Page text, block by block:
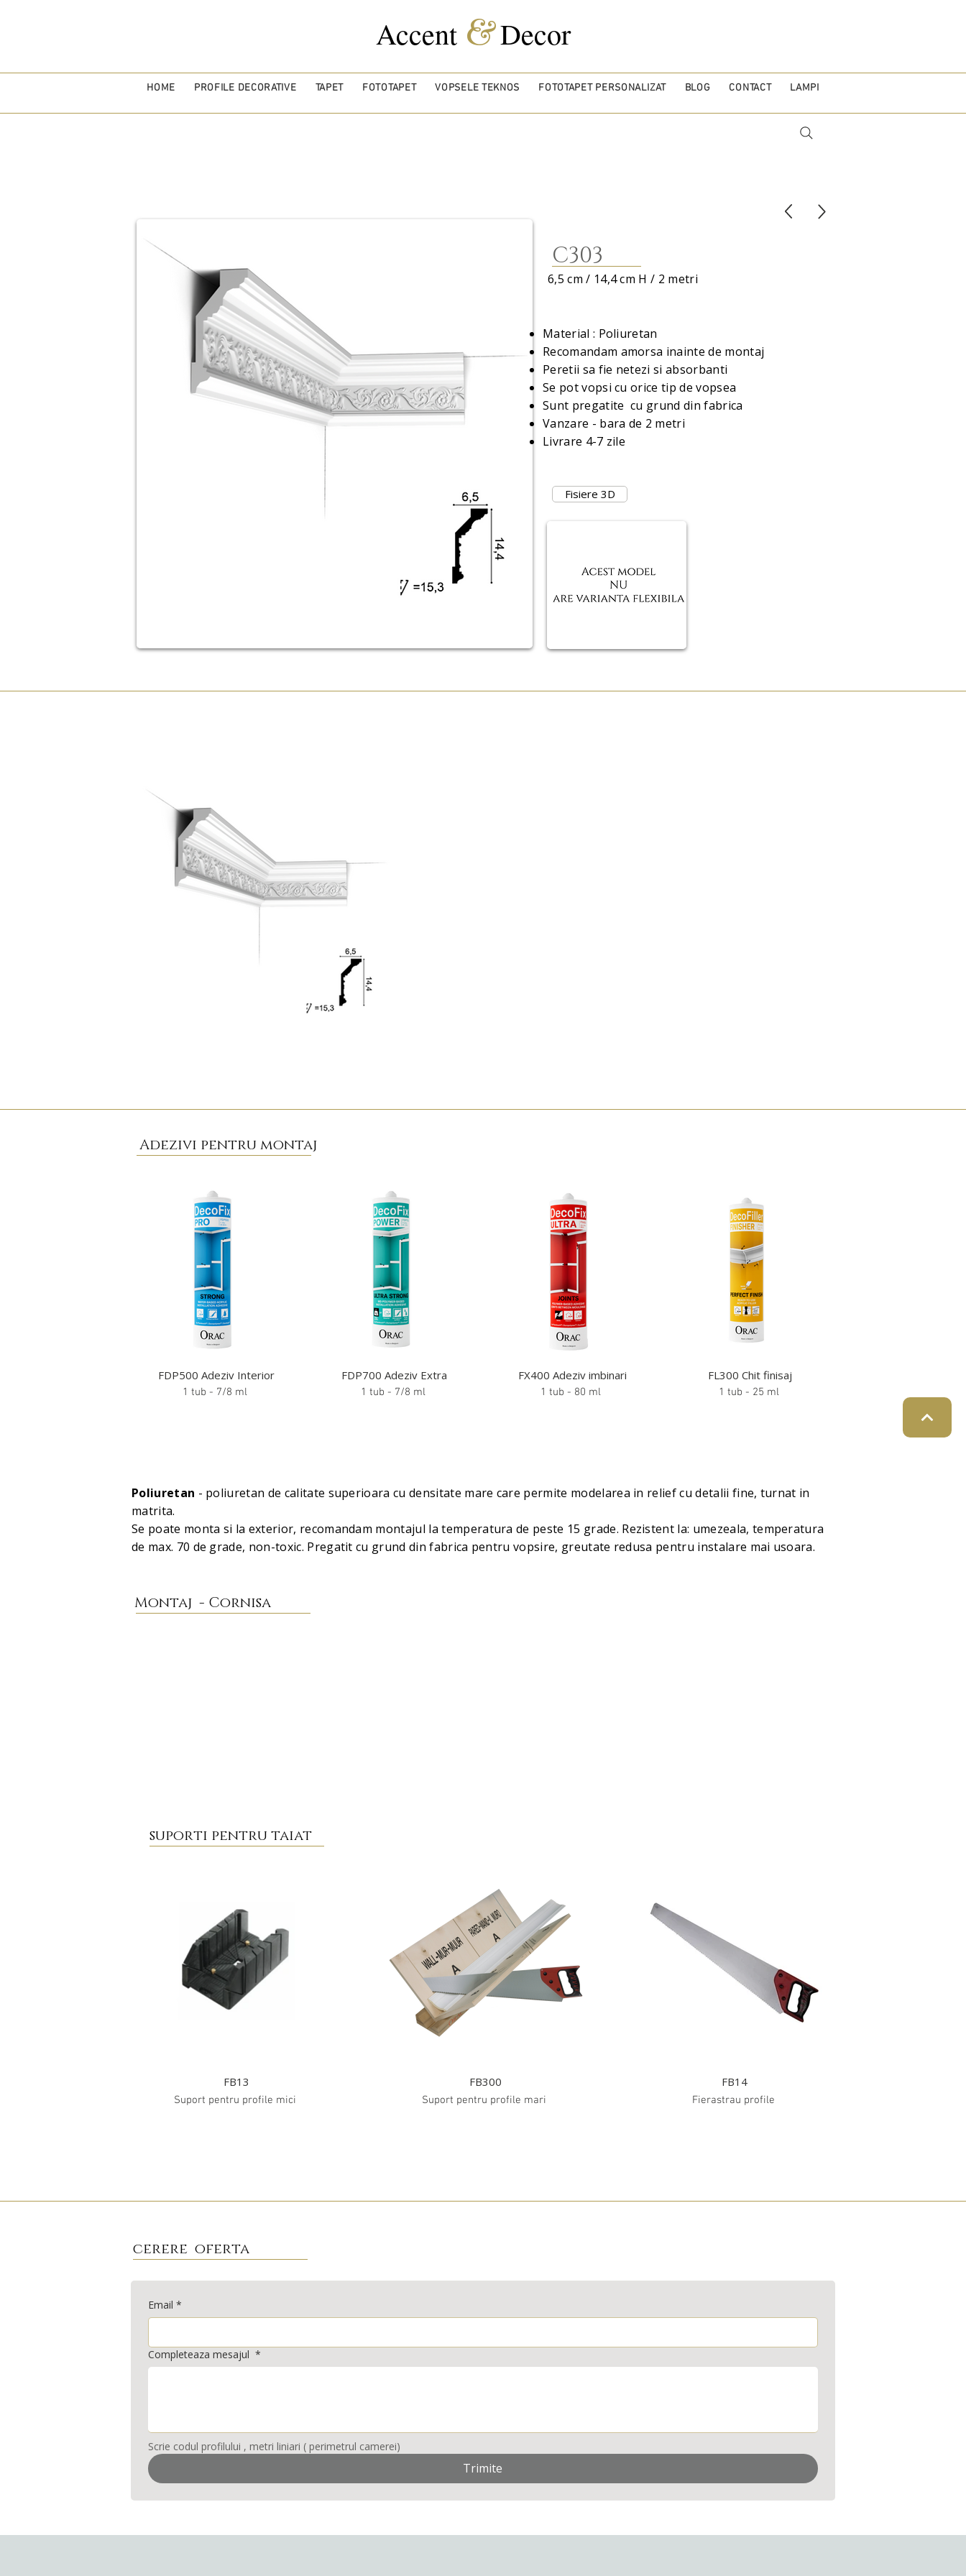
Accent &Decor
HOME PROFILE DECORATIVE TAPET FOTOTAPET VOPSELE TEKNOS FOTOTAPET PERSONALIZAT BLOG CONTACT LAMPI
C303
Material : Poliuretan
Recomandam amorsa inainte de montaj
Peretii sa fie netezi si absorbanti
Se pot vopsi cu orice tip de vopsea
Sunt pregatite cu grund din fabrica
Vanzare - bara de 2 metri
Livrare 4-7 zile
Fisiere 3D
6,5 cm / 14,4 cm H / 2 metri
Adezivi pentru montaj
FDP500 Adeziv Interior
1 tub - 7/8 ml
FDP700 Adeziv Extra
1 tub - 7/8 ml
FX400 Adeziv imbinari
1 tub - 80 ml
FL300 Chit finisaj
1 tub - 25 ml
Poliuretan - poliuretan de calitate superioara cu densitate mare care permite modelarea in relief cu detalii fine, turnat in
matrita.
Se poate monta si la exterior, recomandam montajul la temperatura de peste 15 grade. Rezistent la: umezeala, temperatura
de max. 70 de grade, non-toxic. Pregatit cu grund din fabrica pentru vopsire, greutate redusa pentru instalare mai usoara.
Montaj - Cornisa
suporti pentru taiat
FB13
Suport pentru profile mici
FB300
Suport pentru profile mari
FB14
Fierastrau profile
cerere oferta
Email *
Completeaza mesajul *
Trimite